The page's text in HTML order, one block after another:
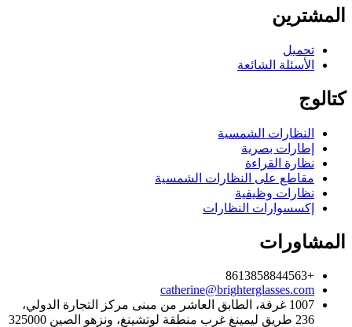
المشترين
تحميل
الأسئلة الشائعة
كتالوج
النظارات الشمسية
إطارات بصرية
نظارة القراءة
مقاطع على النظارات الشمسية
نظارات وظيفية
إكسسوارات النظارات
المشاورات
+8613858844563
catherine@brighterglasses.com
1007 غرفة، الطابق العاشر من مبنى مركز التجارة الدولي،
236 طريق ليمينغ غرب منطقة لوتشينغ، ونزهو الصين 325000